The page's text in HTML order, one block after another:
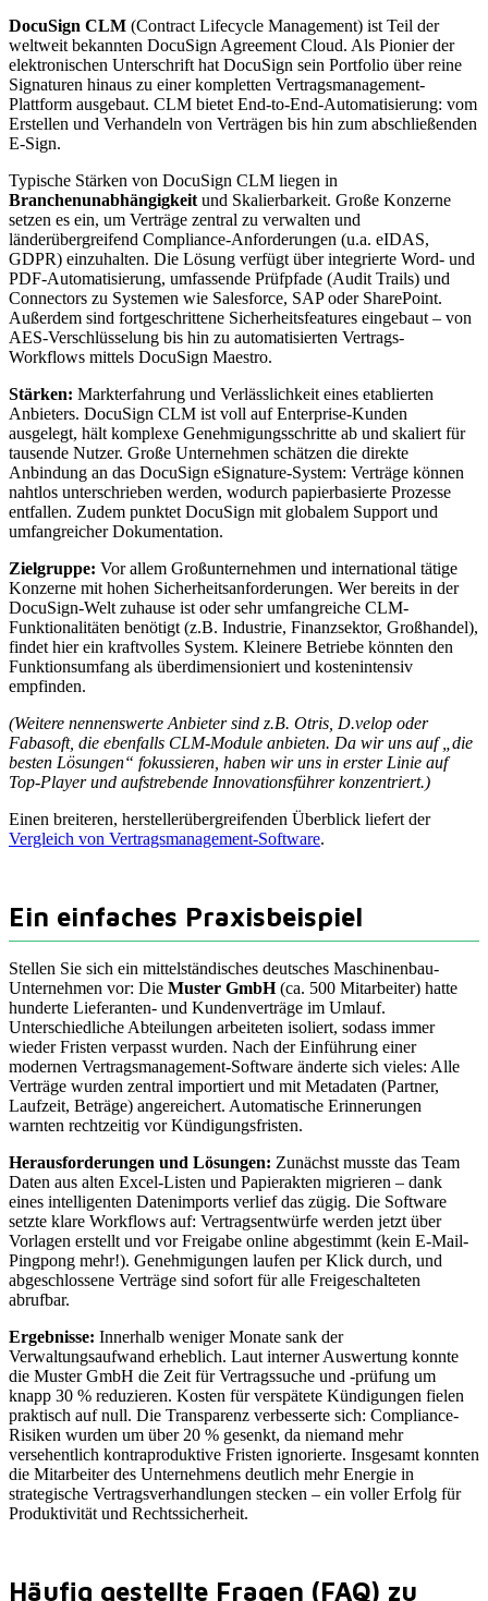
DocuSign CLM (Contract Lifecycle Management) ist Teil der
weltweit bekannten DocuSign Agreement Cloud. Als Pionier der
elektronischen Unterschrift hat DocuSign sein Portfolio über reine
Signaturen hinaus zu einer kompletten Vertragsmanagement-
Plattform ausgebaut. CLM bietet End-to-End-Automatisierung: vom
Erstellen und Verhandeln von Verträgen bis hin zum abschließenden
E-Sign.
Typische Stärken von DocuSign CLM liegen in
Branchenunabhängigkeit und Skalierbarkeit. Große Konzerne
setzen es ein, um Verträge zentral zu verwalten und
länderübergreifend Compliance-Anforderungen (u.a. eIDAS,
GDPR) einzuhalten. Die Lösung verfügt über integrierte Word- und
PDF-Automatisierung, umfassende Prüfpfade (Audit Trails) und
Connectors zu Systemen wie Salesforce, SAP oder SharePoint.
Außerdem sind fortgeschrittene Sicherheitsfeatures eingebaut – von
AES-Verschlüsselung bis hin zu automatisierten Vertrags-
Workflows mittels DocuSign Maestro.
Stärken: Markterfahrung und Verlässlichkeit eines etablierten
Anbieters. DocuSign CLM ist voll auf Enterprise-Kunden
ausgelegt, hält komplexe Genehmigungsschritte ab und skaliert für
tausende Nutzer. Große Unternehmen schätzen die direkte
Anbindung an das DocuSign eSignature-System: Verträge können
nahtlos unterschrieben werden, wodurch papierbasierte Prozesse
entfallen. Zudem punktet DocuSign mit globalem Support und
umfangreicher Dokumentation.
Zielgruppe: Vor allem Großunternehmen und international tätige
Konzerne mit hohen Sicherheitsanforderungen. Wer bereits in der
DocuSign-Welt zuhause ist oder sehr umfangreiche CLM-
Funktionalitäten benötigt (z.B. Industrie, Finanzsektor, Großhandel),
findet hier ein kraftvolles System. Kleinere Betriebe könnten den
Funktionsumfang als überdimensioniert und kostenintensiv
empfinden.
(Weitere nennenswerte Anbieter sind z.B. Otris, D.velop oder
Fabasoft, die ebenfalls CLM-Module anbieten. Da wir uns auf „die
besten Lösungen“ fokussieren, haben wir uns in erster Linie auf
Top-Player und aufstrebende Innovationsführer konzentriert.)
Einen breiteren, herstellerübergreifenden Überblick liefert der
Vergleich von Vertragsmanagement-Software.
Ein einfaches Praxisbeispiel
Stellen Sie sich ein mittelständisches deutsches Maschinenbau-
Unternehmen vor: Die Muster GmbH(ca. 500 Mitarbeiter) hatte
hunderte Lieferanten- und Kundenverträge im Umlauf.
Unterschiedliche Abteilungen arbeiteten isoliert, sodass immer
wieder Fristen verpasst wurden. Nach der Einführung einer
modernen Vertragsmanagement-Software änderte sich vieles: Alle
Verträge wurden zentral importiert und mit Metadaten (Partner,
Laufzeit, Beträge) angereichert. Automatische Erinnerungen
warnten rechtzeitig vor Kündigungsfristen.
Herausforderungen und Lösungen: Zunächst musste das Team
Daten aus alten Excel-Listen und Papierakten migrieren – dank
eines intelligenten Datenimports verlief das zügig. Die Software
setzte klare Workflows auf: Vertragsentwürfe werden jetzt über
Vorlagen erstellt und vor Freigabe online abgestimmt (kein E-Mail-
Pingpong mehr!). Genehmigungen laufen per Klick durch, und
abgeschlossene Verträge sind sofort für alle Freigeschalteten
abrufbar.
Ergebnisse: Innerhalb weniger Monate sank der
Verwaltungsaufwand erheblich. Laut interner Auswertung konnte
die Muster GmbH die Zeit für Vertragssuche und -prüfung um
knapp 30 % reduzieren. Kosten für verspätete Kündigungen fielen
praktisch auf null. Die Transparenz verbesserte sich: Compliance-
Risiken wurden um über 20 % gesenkt, da niemand mehr
versehentlich kontraproduktive Fristen ignorierte. Insgesamt konnten
die Mitarbeiter des Unternehmens deutlich mehr Energie in
strategische Vertragsverhandlungen stecken – ein voller Erfolg für
Produktivität und Rechtssicherheit.
Häufig gestellte Fragen (FAQ) zu